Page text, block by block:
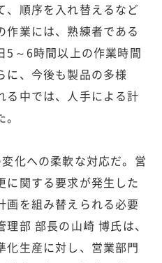
、順序を入れ替えるなど
作業には、熟練者である
5～6時間以上の作業時間
に、今後も製品の多様
る中では、人手による計
化への柔軟な対応だ。営
に関する要求が発生した
画を組み替えられる必要
部 部長の山崎 博氏は、
化生産に対し、営業部門